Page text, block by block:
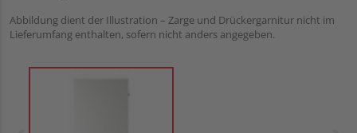
Abbildung dient der Illustration – Zarge und Drückergarnitur nicht im
Lieferumfang enthalten, sofern nicht anders angegeben.